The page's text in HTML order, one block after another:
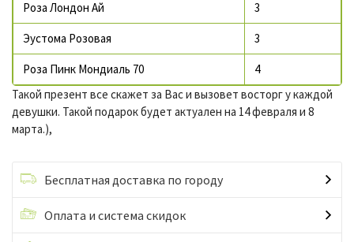
Роза Лондон Ай 3
Эустома Розовая 3
Роза Пинк Мондиаль 70
4
Такой презент все скажет за Вас и вызовет восторг у каждой
девушки. Такой подарок будет актуален на 14 февраля и 8
марта.),
Бесплатная доставка по городу
Оплата и система скидок